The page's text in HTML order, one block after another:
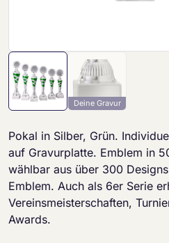
Deine Gravur
Pokal in Silber, Grün.
auf Gravurplatte. Emblem in
wählbar aus über 300
Emblem. Auch als 6er Serie
Vereinsmeisterschaften,
Awards.